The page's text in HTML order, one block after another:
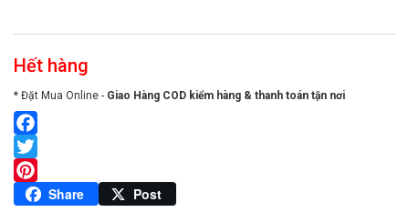
Hết hàng
* Đặt Mua Online - Giao Hàng COD kiểm hàng & thanh toán tận nơi
Facebook
Twitter
Pinterest
Share Post